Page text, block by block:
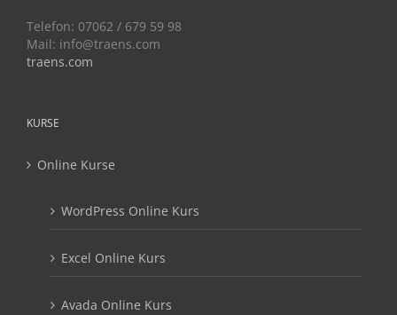
Telefon: 07062 / 679 59 98
Mail: info@traens.com
traens.com
KURSE
Online Kurse
WordPress Online Kurs
Excel Online Kurs
Avada Online Kurs